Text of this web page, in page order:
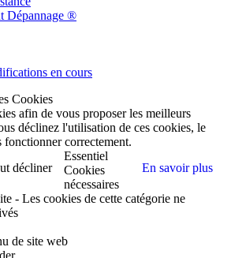
Dépannage ®
en cours
Cookies
afin de vous proposer les meilleurs
déclinez l'utilisation de ces cookies, le
fonctionner correctement.
décliner En savoir plus
Essentiel
Cookies
nécessaires
- Les cookies de cette catégorie ne
de site web